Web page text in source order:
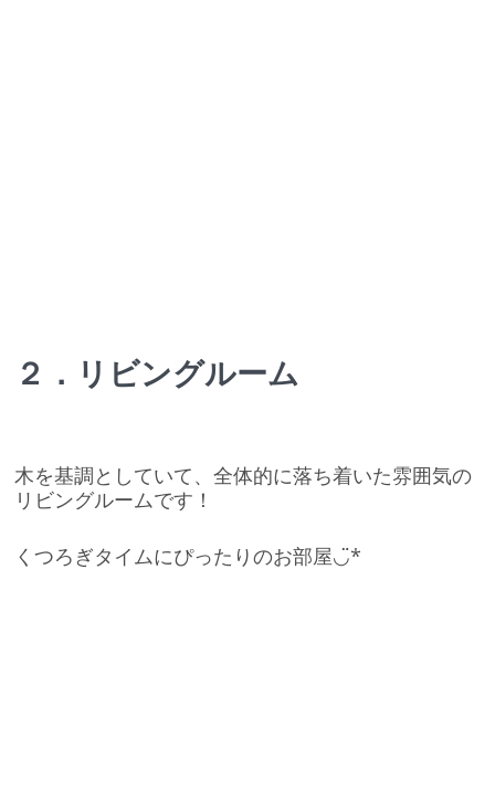
２．リビングルーム
木を基調としていて、全体的に落ち着いた雰囲気の
リビングルームです！
くつろぎタイムにぴったりのお部屋◡̈*